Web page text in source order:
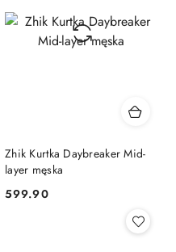
Zhik Kurtka Daybreaker Mid-
layer męska
Cena:
599.90